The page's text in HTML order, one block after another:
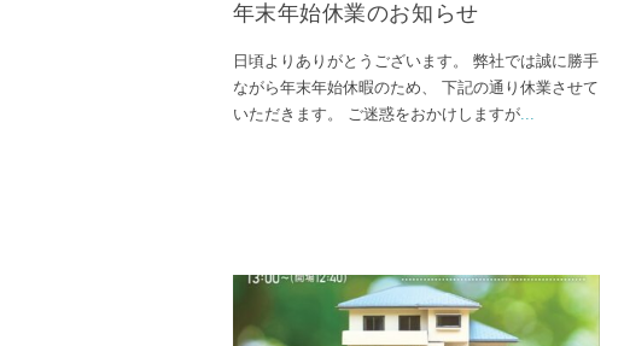
年末年始休業のお知らせ
日頃よりありがとうございます。 弊社では誠に勝手
ながら年末年始休暇のため、 下記の通り休業させて
いただきます。 ご迷惑をおかけしますが...